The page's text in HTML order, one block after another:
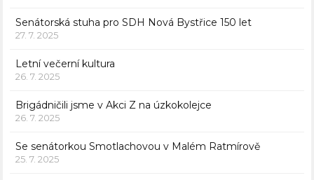
Senátorská stuha pro SDH Nová Bystřice 150 let
27. 7. 2025
Letní večerní kultura
26. 7. 2025
Brigádničili jsme v Akci Z na úzkokolejce
26. 7. 2025
Se senátorkou Smotlachovou v Malém Ratmírově
25. 7. 2025